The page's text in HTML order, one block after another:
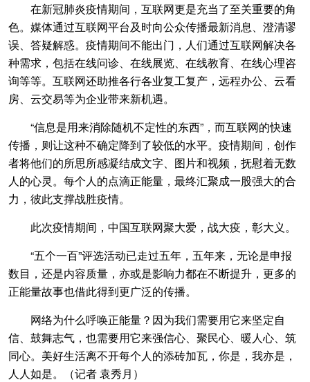
在新冠肺炎疫情期间，互联网更是充当了至关重要的角
色。媒体通过互联网平台及时向公众传播最新消息、澄清谬
误、答疑解惑。疫情期间不能出门，人们通过互联网解决各
种需求，包括在线问诊、在线展览、在线教育、在线心理咨
询等等。互联网还助推各行各业复工复产，远程办公、云看
房、云交易等为企业带来新机遇。
“信息是用来消除随机不定性的东西”，而互联网的快速
传播，则让这种不确定降到了较低的水平。疫情期间，创作
者将他们的所思所感凝结成文字、图片和视频，抚慰着无数
人的心灵。每个人的点滴正能量，最终汇聚成一股强大的合
力，彼此支撑战胜疫情。
此次疫情期间，中国互联网聚大爱，战大疫，彰大义。
“五个一百”评选活动已走过五年，五年来，无论是申报
数目，还是内容质量，亦或是影响力都在不断提升，更多的
正能量故事也借此得到更广泛的传播。
网络为什么呼唤正能量？因为我们需要用它来坚定自
信、鼓舞志气，也需要用它来强信心、聚民心、暖人心、筑
同心。美好生活离不开每个人的添砖加瓦，你是，我亦是，
人人如是。（记者 袁秀月）